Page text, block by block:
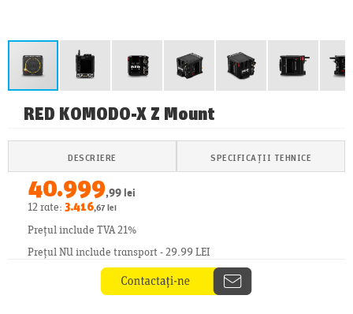
RED KOMODO-X Z Mount
DESCRIERE SPECIFICAȚII TEHNICE
40.999,99 lei
12 rate: 3.416,67 lei
Prețul include TVA 21%
Prețul NU include transport - 29.99 LEI